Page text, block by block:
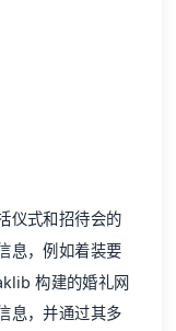
仪式和招待会的
息，例如着装要
构建的婚礼网
息，并通过其多